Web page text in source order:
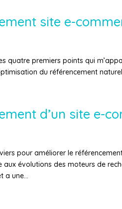
site e-
quatre premiers points qui
du référencement
d’un site e-
pour améliorer le
aux évolutions des moteurs de
a une...